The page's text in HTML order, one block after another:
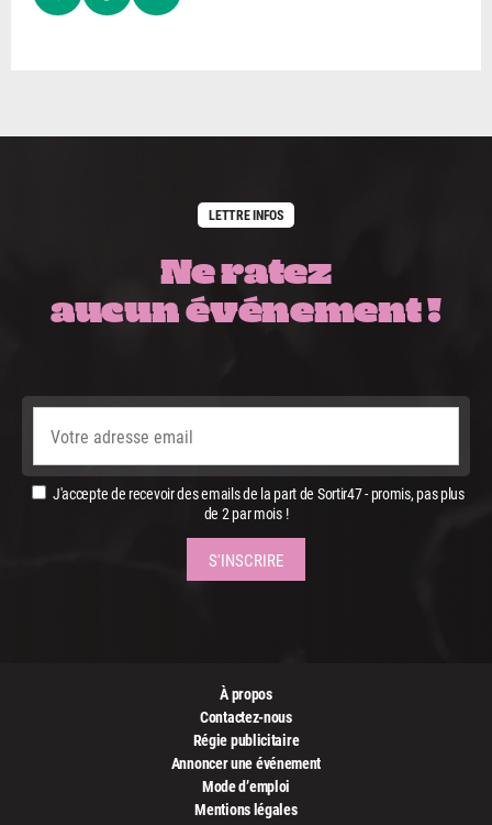
LETTRE INFOS
Ne ratez
aucun événement !
J'accepte de recevoir des emails de la part de Sortir47 - promis, pas plus
de 2 par mois !
À propos
Contactez-nous
Régie publicitaire
Annoncer une événement
Mode d’emploi
Mentions légales